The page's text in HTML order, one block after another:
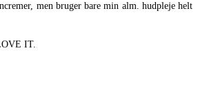
men bruger bare min alm. hudpleje helt
IT.